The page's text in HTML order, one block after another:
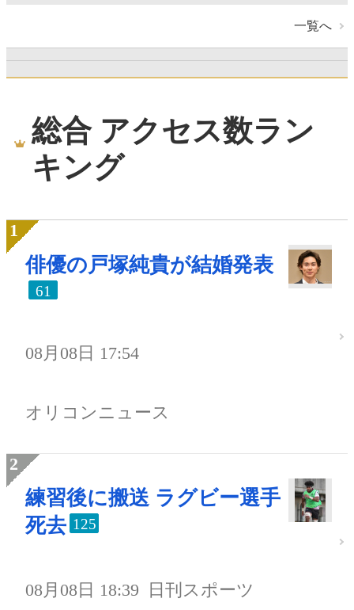
一覧へ
総合 アクセス数ラン
キング
俳優の戸塚純貴が結婚発表
61
08月08日 17:54
オリコンニュース
練習後に搬送 ラグビー選手
死去 125
08月08日 18:39 日刊スポーツ